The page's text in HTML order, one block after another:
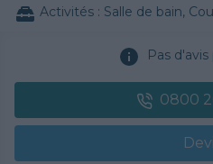
Activités : Salle de bain, Couverture tuiles / petits éléments, Isolation thermique des murs intérieurs, Gros œuvre,
Pas
0800